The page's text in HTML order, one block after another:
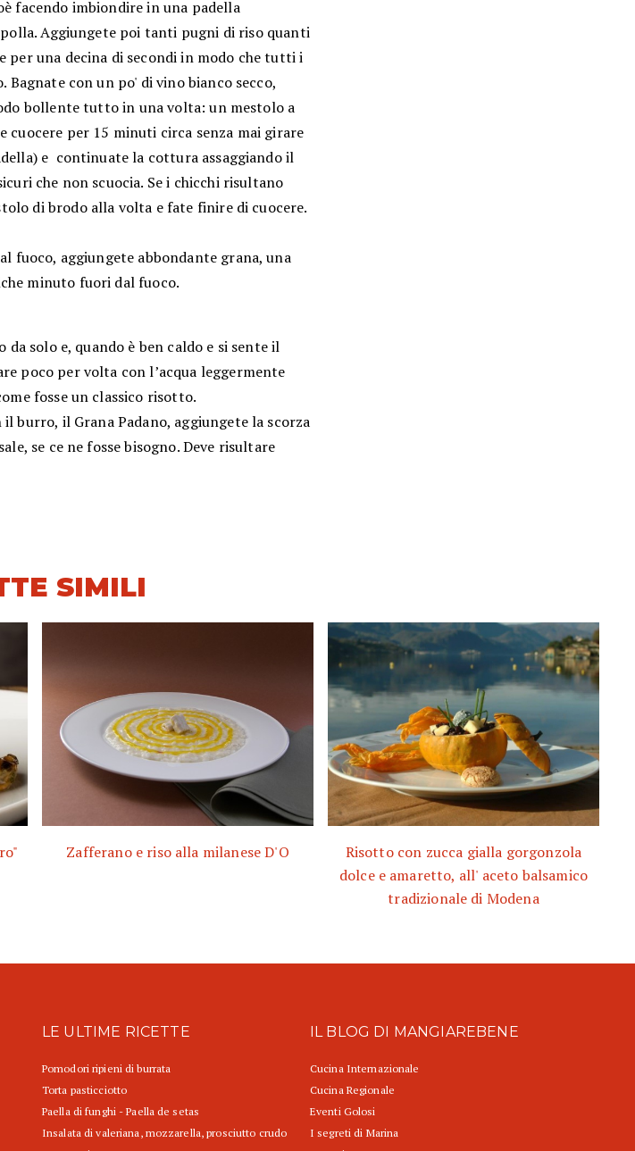
facendo imbiondire in una padella
Aggiungete poi tanti pugni di riso quanti
per una decina di secondi in modo che tutti i
con un po' di vino bianco secco,
bollente tutto in una volta: un mestolo a
cuocere per 15 minuti circa senza mai girare
e continuate la cottura assaggiando il
che non scuocia. Se i chicchi risultano
di brodo alla volta e fate finire di cuocere.
fuoco, aggiungete abbondante grana, una
minuto fuori dal fuoco.
solo e, quando è ben caldo e si sente il
poco per volta con l’acqua leggermente
fosse un classico risotto.
burro, il Grana Padano, aggiungete la scorza
se ce ne fosse bisogno. Deve risultare
SIMILI
Zafferano e riso alla milanese D'O
Risotto con zucca gialla gorgonzola
dolce e amaretto, all' aceto balsamico
tradizionale di Modena
LE ULTIME RICETTE
Pomodori ripieni di burrata
Torta pasticciotto
Paella di funghi - Paella de setas
Insalata di valeriana, mozzarella, prosciutto crudo
IL BLOG DI MANGIAREBENE
Cucina Internazionale
Cucina Regionale
Eventi Golosi
I segreti di Marina